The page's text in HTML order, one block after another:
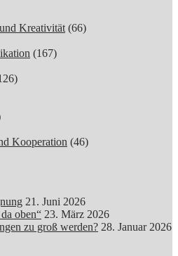
Kreativität (66)
(167)
Kooperation (46)
21. Juni 2026
oben“ 23. März 2026
zu groß werden? 28. Januar 2026